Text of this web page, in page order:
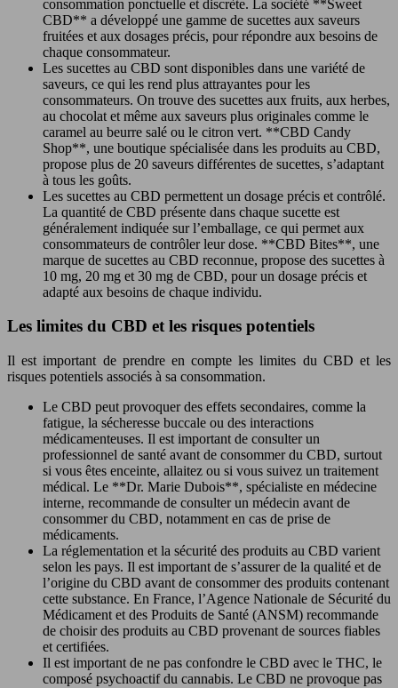
consommation ponctuelle et discrète. La société **Sweet
CBD** a développé une gamme de sucettes aux saveurs
fruitées et aux dosages précis, pour répondre aux besoins de
chaque consommateur.
Les sucettes au CBD sont disponibles dans une variété de
saveurs, ce qui les rend plus attrayantes pour les
consommateurs. On trouve des sucettes aux fruits, aux herbes,
au chocolat et même aux saveurs plus originales comme le
caramel au beurre salé ou le citron vert. **CBD Candy
Shop**, une boutique spécialisée dans les produits au CBD,
propose plus de 20 saveurs différentes de sucettes, s’adaptant
à tous les goûts.
Les sucettes au CBD permettent un dosage précis et contrôlé.
La quantité de CBD présente dans chaque sucette est
généralement indiquée sur l’emballage, ce qui permet aux
consommateurs de contrôler leur dose. **CBD Bites**, une
marque de sucettes au CBD reconnue, propose des sucettes à
10 mg, 20 mg et 30 mg de CBD, pour un dosage précis et
adapté aux besoins de chaque individu.
Les limites du CBD et les risques potentiels
Il est important de prendre en compte les limites du CBD et les
risques potentiels associés à sa consommation.
Le CBD peut provoquer des effets secondaires, comme la
fatigue, la sécheresse buccale ou des interactions
médicamenteuses. Il est important de consulter un
professionnel de santé avant de consommer du CBD, surtout
si vous êtes enceinte, allaitez ou si vous suivez un traitement
médical. Le **Dr. Marie Dubois**, spécialiste en médecine
interne, recommande de consulter un médecin avant de
consommer du CBD, notamment en cas de prise de
médicaments.
La réglementation et la sécurité des produits au CBD varient
selon les pays. Il est important de s’assurer de la qualité et de
l’origine du CBD avant de consommer des produits contenant
cette substance. En France, l’Agence Nationale de Sécurité du
Médicament et des Produits de Santé (ANSM) recommande
de choisir des produits au CBD provenant de sources fiables
et certifiées.
Il est important de ne pas confondre le CBD avec le THC, le
composé psychoactif du cannabis. Le CBD ne provoque pas